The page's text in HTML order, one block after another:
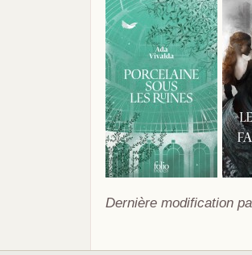
Dernière modification